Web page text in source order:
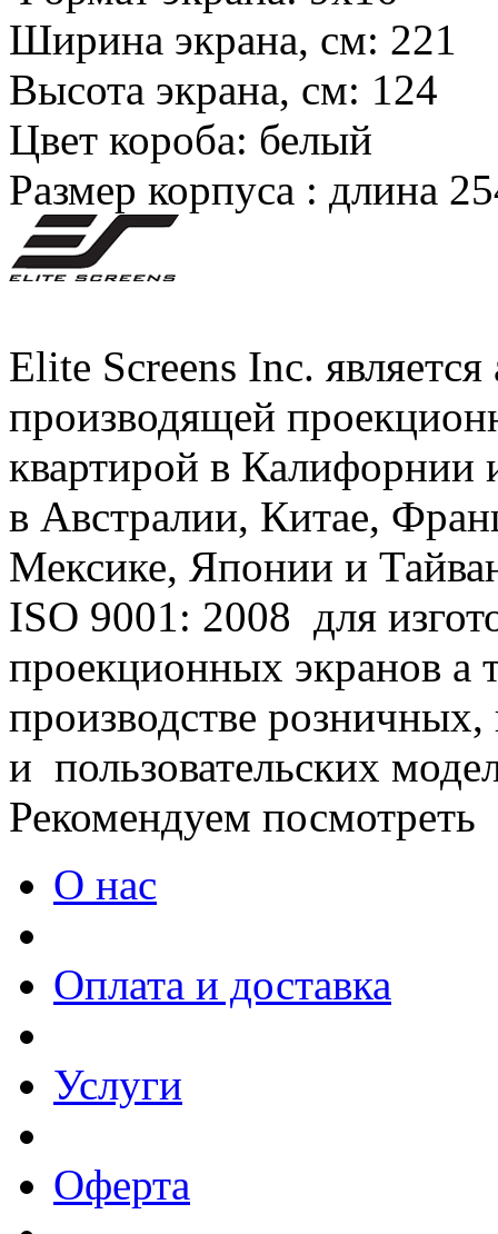
Ширина экрана, см: 221
Высота экрана, см: 124
Цвет короба: белый
Размер корпуса : длина
Elite Screens Inc.
производящей
квартирой в Калифорнии
в Австралии, Китае,
Мексике, Японии и
ISO 9001: 2008 для
проекционных экранов а
производстве
и пользовательских
Рекомендуем посмотреть
О нас
Оплата и доставка
Услуги
Оферта